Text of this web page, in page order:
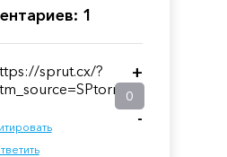
Constructor
1
sprut.cx/?
+
0
-